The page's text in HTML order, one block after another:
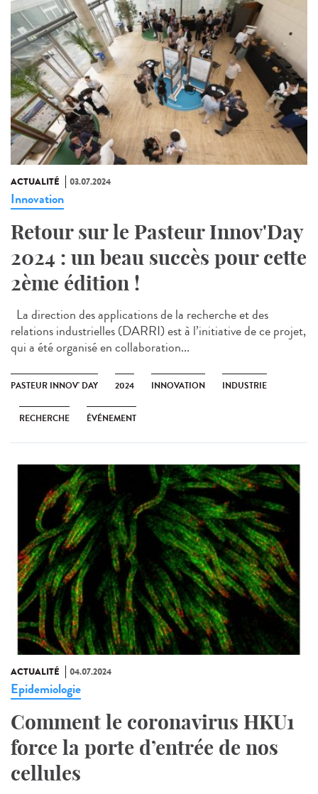
ACTUALITÉ 03.07.2024
Innovation
Retour sur le Pasteur Innov'Day
2024 : un beau succès pour cette
2ème édition !
La direction des applications de la recherche et des
relations industrielles (DARRI) est à l’initiative de ce projet,
qui a été organisé en collaboration...
PASTEUR INNOV' DAY 2024 INNOVATION INDUSTRIE
RECHERCHE ÉVÉNEMENT
ACTUALITÉ 04.07.2024
Epidemiologie
Comment le coronavirus HKU1
force la porte d’entrée de nos
cellules